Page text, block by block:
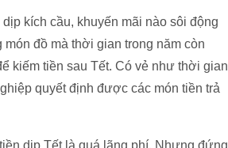
kích cầu, khuyến mãi nào sôi động
đồ mà thời gian trong năm còn
kiếm tiền sau Tết. Có vẻ như thời gian
quyết định được các món tiền trả
dịp Tết là quá lãng phí. Nhưng đứng